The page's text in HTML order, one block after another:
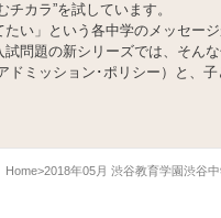
カラ”を試しています。
い」という各中学のメッセージ
問題の新シリーズでは、そん
ドミッション･ポリシー）と、
Home 2018年05月 渋谷教育学園渋谷中